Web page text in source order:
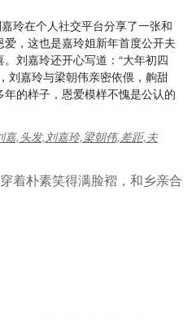
玲在个人社交平台分享了一张和
，这也是嘉玲姐新年首度公开夫
刘嘉玲还开心写道：“大年初四
刘嘉玲与梁朝伟亲密依偎，齁甜
的样子，恩爱模样不愧是公认的
嘉,头发,刘嘉玲,梁朝伟,差距,夫